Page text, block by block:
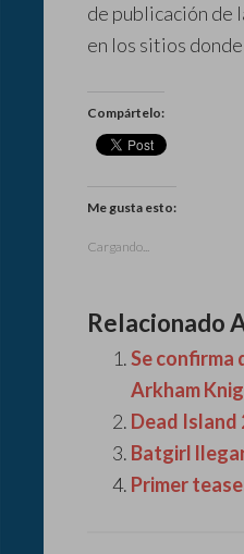
de publicación de
en los sitios
Compártelo:
Me gusta esto:
Cargando...
Relacionado
Se confirma
Arkham
Dead Island
Batgirl
Primer